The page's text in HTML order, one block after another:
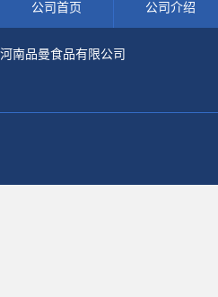
公司首页 公司介绍
河南品曼食品有限公司